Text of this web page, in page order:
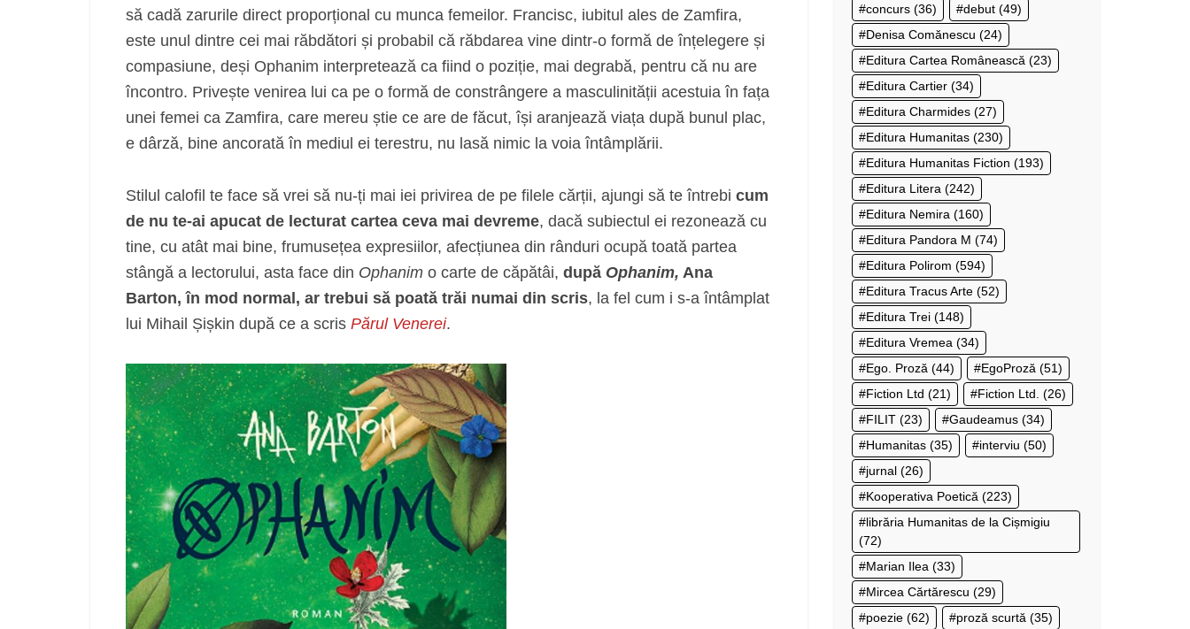
să cadă zarurile direct proporțional cu munca femeilor. Francisc, iubitul ales de Zamfira,
este unul dintre cei mai răbdători și probabil că răbdarea vine dintr-o formă de înțelegere și
compasiune, deși Ophanim interpretează ca fiind o poziție, mai degrabă, pentru că nu are
încontro. Privește venirea lui ca pe o formă de constrângere a masculinității acestuia în fața
unei femei ca Zamfira, care mereu știe ce are de făcut, își aranjează viața după bunul plac,
e dârză, bine ancorată în mediul ei terestru, nu lasă nimic la voia întâmplării.
Stilul calofil te face să vrei să nu-ți mai iei privirea de pe filele cărții, ajungi să te întrebi cum
de nu te-ai apucat de lecturat cartea ceva mai devreme, dacă subiectul ei rezonează cu
tine, cu atât mai bine, frumusețea expresiilor, afecțiunea din rânduri ocupă toată partea
stângă a lectorului, asta face din Ophanim o carte de căpătâi, după Ophanim, Ana
Barton, în mod normal, ar trebui să poată trăi numai din scris, la fel cum i s-a întâmplat
lui Mihail Șișkin după ce a scris Părul Venerei.
concurs (36) debut (49)
Denisa Comănescu (24)
Editura Cartea Românească (23)
Editura Cartier (34)
Editura Charmides (27)
Editura Humanitas (230)
Editura Humanitas Fiction (193)
Editura Litera (242)
Editura Nemira (160)
Editura Pandora M (74)
Editura Polirom (594)
Editura Tracus Arte (52)
Editura Trei (148)
Editura Vremea (34)
Ego. Proză (44) EgoProză (51)
Fiction Ltd (21) Fiction Ltd. (26)
FILIT (23) Gaudeamus (34)
Humanitas (35) interviu (50)
jurnal (26)
Kooperativa Poetică (223)
librăria Humanitas de la Cișmigiu
(72)
Marian Ilea (33)
Mircea Cărtărescu (29)
poezie (62) proză scurtă (35)